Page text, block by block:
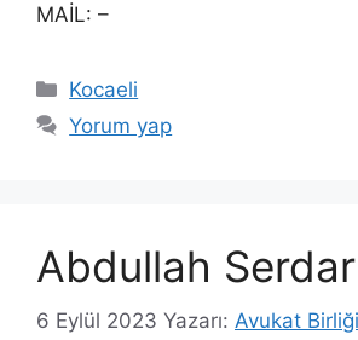
MAİL: –
Kategoriler
Kocaeli
Yorum yap
Abdullah
6 Eylül 2023 Yazarı: Avukat Birliği